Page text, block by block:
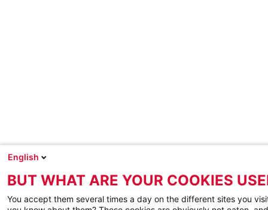
English
BUT WHAT ARE YOUR COOKIES
You accept them several times a day on the different sites you